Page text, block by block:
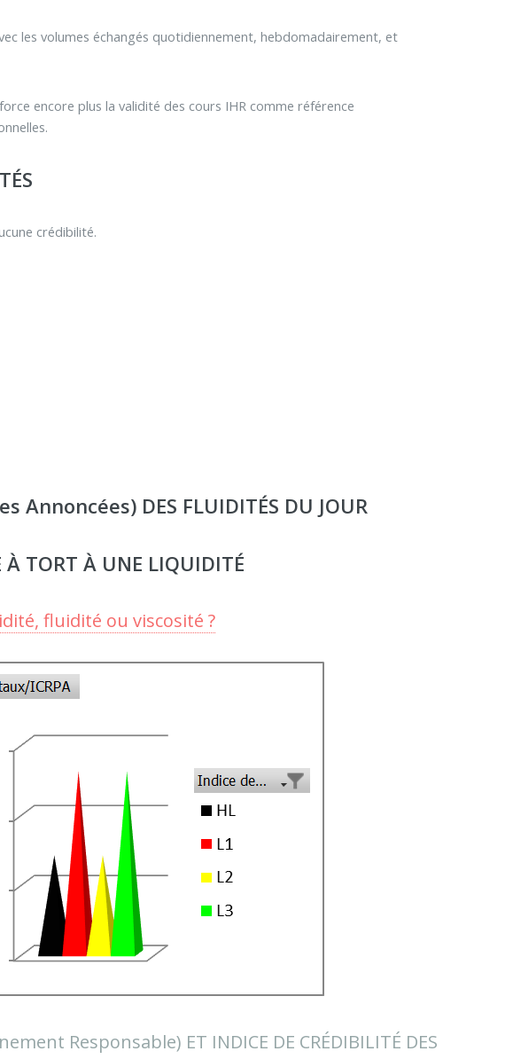
les volumes échangés quotidiennement, hebdomadairement, et
encore plus la validité des cours IHR comme référence
crédibilité.
DES FLUIDITÉS DU JOUR
À TORT À UNE LIQUIDITÉ
fluidité ou viscosité ?
Responsable) ET INDICE DE CRÉDIBILITÉ DES